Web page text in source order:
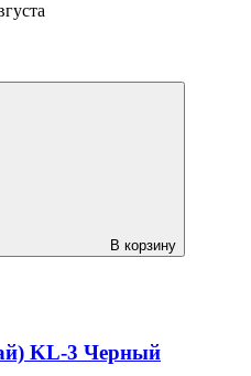
В корзину
KL-3 Черный